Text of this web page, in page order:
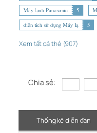
Máy lạnh Panasonic
5
diện tích sử dụng Máy lạ
5
Xem tất cả thẻ (907)
Chia sẻ:
Thống kê diễn đàn